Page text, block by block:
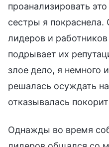
проанализировать
сестры я покраснела.
лидеров и
подрывает их
злое дело, я немного
решалась осуждать
отказывалась
Однажды во время